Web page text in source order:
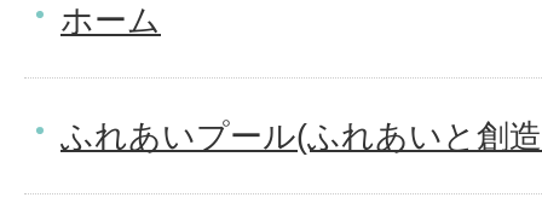
ホーム
ふれあいプール(ふれあいと創